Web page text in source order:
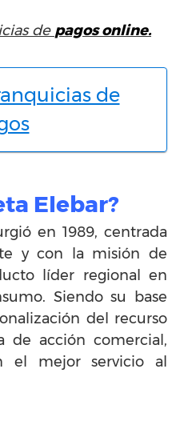
de pagos online.
de
Elebar?
en 1989, centrada
y con la misión de
líder regional en
Siendo su base
del recurso
de acción comercial,
el mejor servicio al